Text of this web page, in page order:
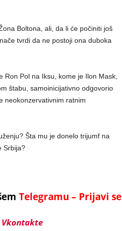
Boltona, ali, da li će počiniti još
tvrdi da ne postoji ona duboka
Ron Pol na Iksu, kome je Ilon Mask,
štabu, samoinicijativno odgovorio
neokonzervativnim ratnim
Šta mu je donelo trijumf na
Srbija?
Telegramu – Prijavi se
Vkontakte